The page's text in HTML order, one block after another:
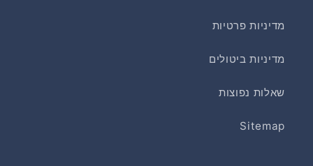
מדיניות פרטיות
מדיניות ביטולים
שאלות נפוצות
Sitemap